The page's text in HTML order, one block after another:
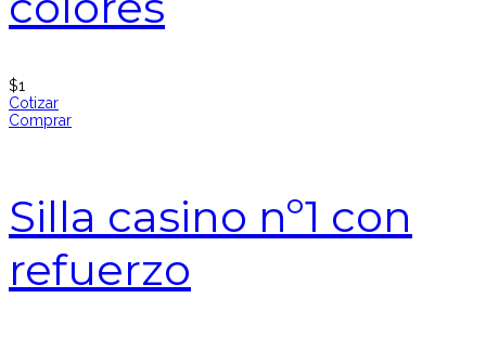
$1
Cotizar
Comprar
Silla casino nº1 con
refuerzo